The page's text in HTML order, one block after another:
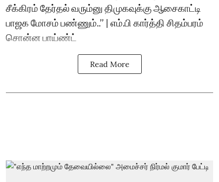
சீக்கிரம் தேர்தல் வரும்னு திமுகவுக்கு ஆசைகாட்டி
பாஜக மோசம் பண்ணும்..’’ | எம்.பி கார்த்தி சிதம்பரம்
சொன்ன பாய்ண்ட்
Read More